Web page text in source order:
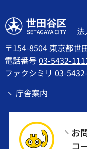
世田谷区
〒154-8504 東京都世
電話番号03-5432-
ファクシミリ 03-
庁舎案内
お
コ